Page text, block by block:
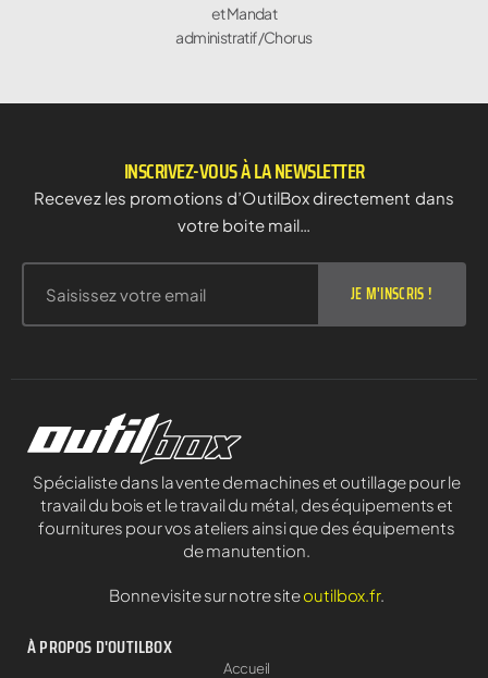
et Mandat
administratif/Chorus
INSCRIVEZ-VOUS À LA NEWSLETTER
Recevez les promotions d’OutilBox directement dans
votre boite mail…
JE M'INSCRIS !
Spécialiste dans la vente de machines et outillage pour le
travail du bois et le travail du métal, des équipements et
fournitures pour vos ateliers ainsi que des équipements
de manutention.
Bonne visite sur notre siteoutilbox.fr.
À PROPOS D'OUTILBOX
Accueil